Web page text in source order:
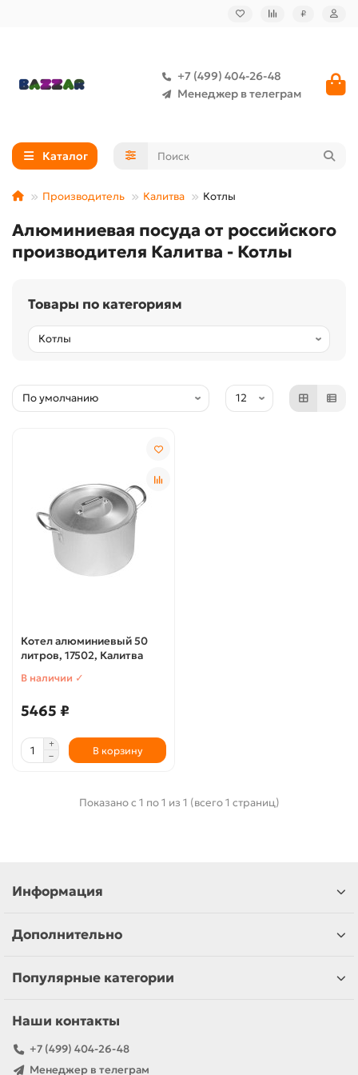
₽
+7 (499) 404-26-48
Менеджер в телеграм
Каталог
Производитель Калитва Котлы
Алюминиевая посуда от российского
производителя Калитва - Котлы
Товары по категориям
Котел алюминиевый 50
литров, 17502, Калитва
В наличии ✓
5465 ₽
В корзину
Показано с 1 по 1 из 1 (всего 1 страниц)
Информация
Дополнительно
Популярные категории
Наши контакты
+7 (499) 404-26-48
Менеджер в телеграм